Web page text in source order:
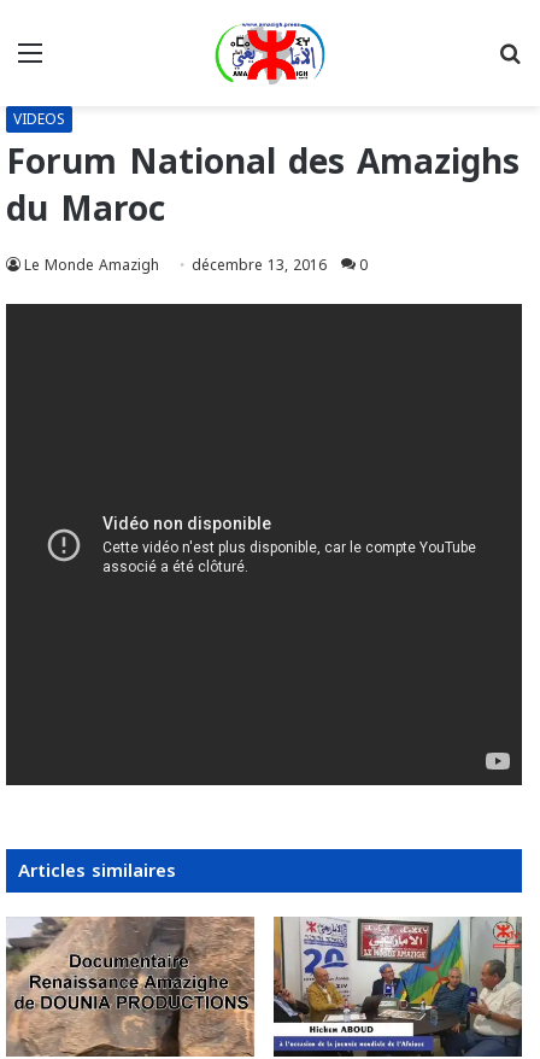
VIDEOS
Forum National des Amazighs
du Maroc
Le Monde Amazigh décembre 13, 2016 0
Articles similaires